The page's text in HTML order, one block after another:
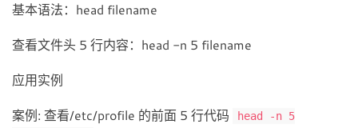
基本语法：head filename
查看文件头 5 行内容：head -n 5 filename
应用实例
案例: 查看/etc/profile 的前面 5 行代码
head -n 5